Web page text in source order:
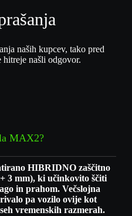
naših kupcev, tako pred
hitreje našli odgovor.
MAX2?
HIBRIDNO zaščitno
3 mm), ki učinkovito ščiti
in prahom. Večslojna
pa vozilo ovije kot
vremenskih razmerah.